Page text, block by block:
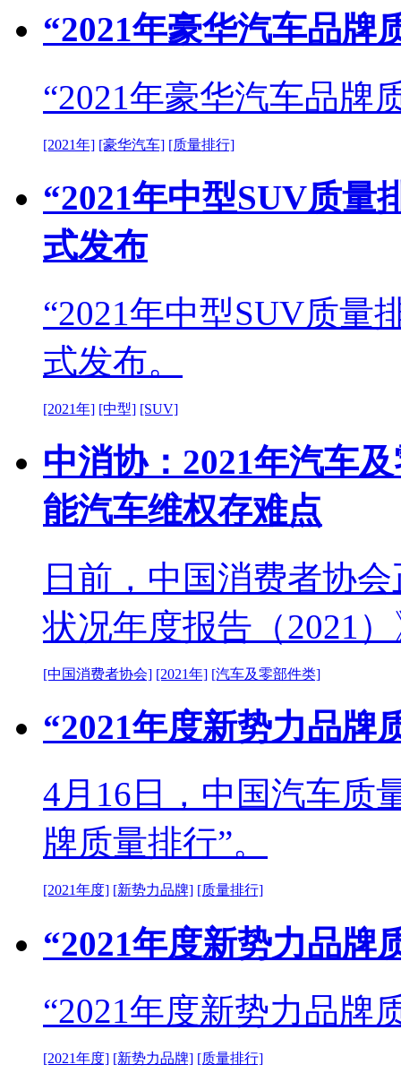
“2021年豪华汽车品牌
“2021年豪华汽车品牌
[2021年] [豪华汽车] [质量排行]
“2021年中型SUV质量
式发布
“2021年中型SUV质量
式发布。
[2021年] [中型] [SUV]
中消协：2021年汽车
能汽车维权存难点
日前，中国消费者协
状况年度报告（2021
[中国消费者协会] [2021年] [汽车及零部件类]
“2021年度新势力品牌
4月16日，中国汽车质
牌质量排行”。
[2021年度] [新势力品牌] [质量排行]
“2021年度新势力品牌
“2021年度新势力品牌
[2021年度] [新势力品牌] [质量排行]